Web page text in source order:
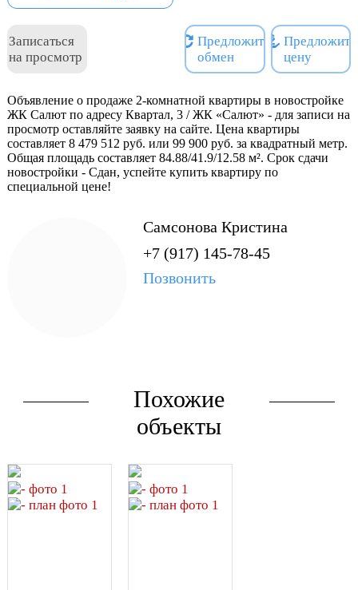
Записаться
на просмотр
комфортно: пять секций
пониженной этажности,
которые связаны друг с
пространством. Ритмика
фасада создается
расположением окон и
балконов, декоративными
элементами фасада и
фактур.
В доме «Салют» мы
жилого дома «Салют» на
предусмотрена просторная
парковка в виде открытых
организованных площадок,
Предложить
обмен
Предложить
цену
Объявление о продаже 2-комнатной квартиры в новостройке
ЖК Салют по адресу Квартал, 3 / ЖК «Салют» - для записи на
просмотр оставляйте заявку на сайте. Цена квартиры
составляет 8 479 512 руб. или 99 900 руб. за квадратный метр.
Общая площадь составляет 84.88/41.9/12.58 м². Срок сдачи
новостройки - Сдан, успейте купить квартиру по
специальной цене!
Самсонова Кристина
+7 (917) 145-78-45
Позвонить
Похожие
объекты